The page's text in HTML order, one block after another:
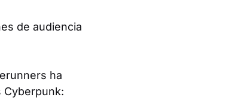
de audiencia
ha
Cyberpunk: